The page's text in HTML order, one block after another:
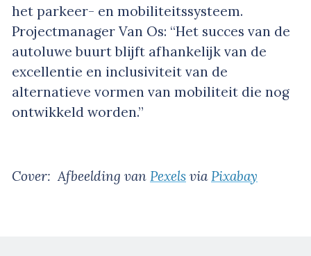
het parkeer- en mobiliteitssysteem.
Projectmanager Van Os: “Het succes van de
autoluwe buurt blijft afhankelijk van de
excellentie en inclusiviteit van de
alternatieve vormen van mobiliteit die nog
ontwikkeld worden.”
Cover: Afbeelding van Pexels via Pixabay